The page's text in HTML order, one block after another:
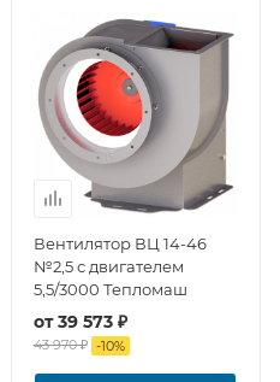
Вентилятор ВЦ 14-46
№2,5 с двигателем
5,5/3000 Тепломаш
от39 573 ₽
43 970 ₽ -10%